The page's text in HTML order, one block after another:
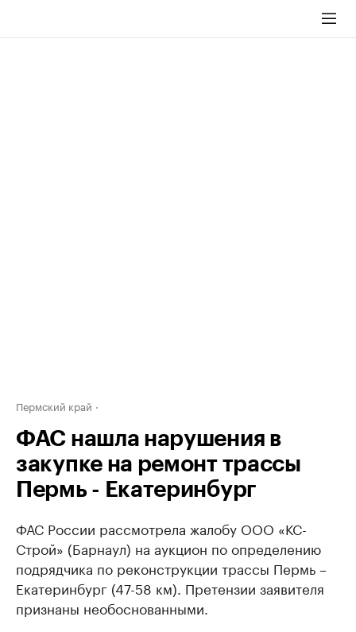
Пермский край
ФАС нашла нарушения в
закупке на ремонт трассы
Пермь - Екатеринбург
ФАС России рассмотрела жалобу ООО «КС-
Строй» (Барнаул) на аукцион по определению
подрядчика по реконструкции трассы Пермь –
Екатеринбург (47-58 км). Претензии заявителя
признаны необоснованными.